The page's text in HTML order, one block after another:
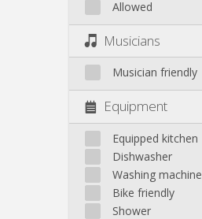
Allowed
Musicians
Musician friendly
Equipment
Equipped kitchen
Dishwasher
Washing machine
Bike friendly
Shower